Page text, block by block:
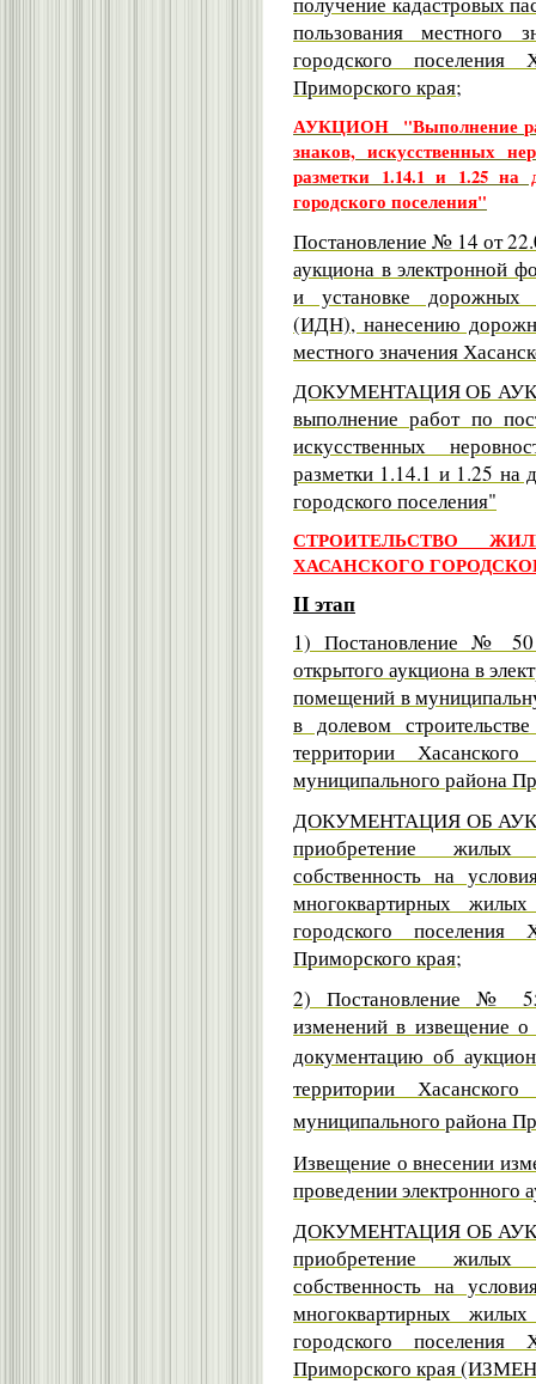
пользования местного
городского поселения
Приморского края;
АУКЦИОН "Выполнение
знаков, искусственных
разметки 1.14.1 и 1.25 на
городского поселения"
Постановление № 14 от
аукциона в электронной
и установке дорожных
(ИДН), нанесению
местного значения
ДОКУМЕНТАЦИЯ ОБ
выполнение работ по
искусственных
разметки 1.14.1 и 1.25 на
городского поселения"
СТРОИТЕЛЬСТВО
ХАСАНСКОГО
II этап
1) Постановление №
открытого аукциона в
помещений в
в долевом
территории
муниципального района
ДОКУМЕНТАЦИЯ ОБ
приобретение
собственность на
многоквартирных
городского поселения
Приморского края;
2) Постановление №
изменений в извещение о
документацию об
территории
муниципального района
Извещение о внесении
проведении электронного
ДОКУМЕНТАЦИЯ ОБ
приобретение
собственность на
многоквартирных
городского поселения
Приморского края